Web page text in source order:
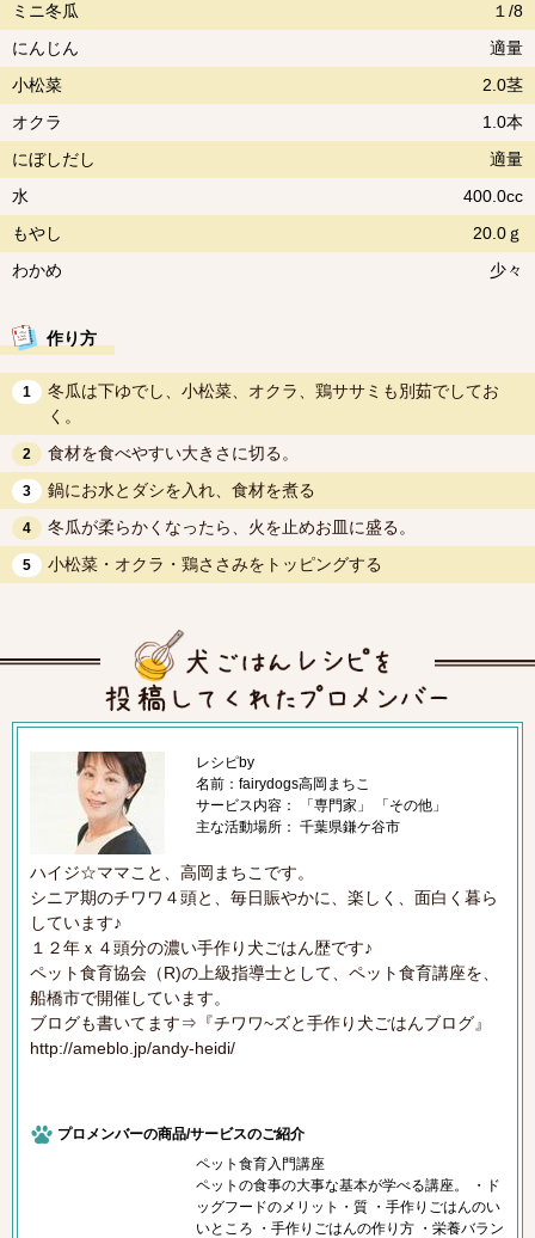
ミニ冬瓜
１/8
にんじん
適量
小松菜
2.0茎
オクラ
1.0本
にぼしだし
適量
水
400.0cc
もやし
20.0ｇ
わかめ
少々
作り方
1
冬瓜は下ゆでし、小松菜、オクラ、鶏ササミも別茹でしてお
く。
2 食材を食べやすい大きさに切る。
3 鍋にお水とダシを入れ、食材を煮る
4 冬瓜が柔らかくなったら、火を止めお皿に盛る。
5 小松菜・オクラ・鶏ささみをトッピングする
レシピby
名前：fairydogs高岡まちこ
サービス内容： 「専門家」 「その他」
主な活動場所： 千葉県鎌ケ谷市
ハイジ☆ママこと、高岡まちこです。
シニア期のチワワ４頭と、毎日賑やかに、楽しく、面白く暮ら
しています♪
１２年ｘ４頭分の濃い手作り犬ごはん歴です♪
ペット食育協会（R)の上級指導士として、ペット食育講座を、
船橋市で開催しています。
ブログも書いてます⇒『チワワ~ズと手作り犬ごはんブログ』
http://ameblo.jp/andy-heidi/
プロメンバーの商品/サービスのご紹介
ペット食育入門講座
ペットの食事の大事な基本が学べる講座。 ・ド
ッグフードのメリット・質 ・手作りごはんのい
いところ ・手作りごはんの作り方 ・栄養バラン